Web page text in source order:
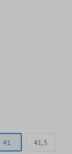
41 41,5